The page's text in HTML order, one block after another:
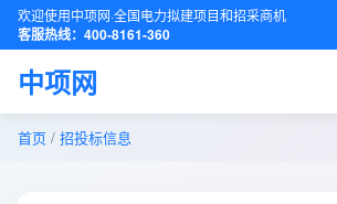
欢迎使用中项网·全国电力拟建项目和招采商机
客服热线：400-8161-360
中项网
首页 / 招投标信息